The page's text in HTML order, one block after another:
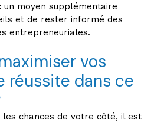
un moyen supplémentaire
et de rester informé des
entrepreneuriales.
vos
réussite dans ce
chances de votre côté, il est